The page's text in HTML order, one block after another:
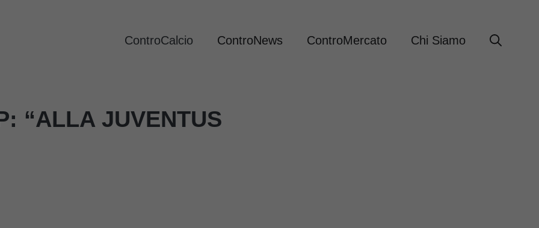
ControCalcio ControNews ControMercato Chi Siamo
“ALLA JUVENTUS